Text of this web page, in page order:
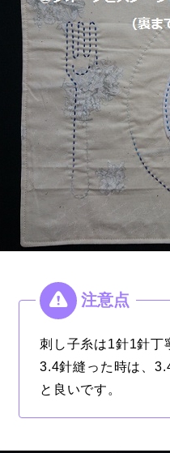
刺し子糸は1針1針丁
3.4針縫った時は、
と良いです。